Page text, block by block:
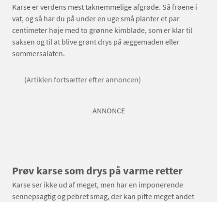
Karse er verdens mest taknemmelige afgrøde. Så frøene i
vat, og så har du på under en uge små planter et par
centimeter høje med to grønne kimblade, som er klar til
saksen og til at blive grønt drys på æggemaden eller
sommersalaten.
(Artiklen fortsætter efter annoncen)
ANNONCE
Prøv karse som drys på varme retter
Karse ser ikke ud af meget, men har en imponerende
sennepsagtig og pebret smag, der kan pifte meget andet